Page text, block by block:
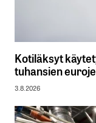
Kotiläksyt
tuhansien
3.8.2026